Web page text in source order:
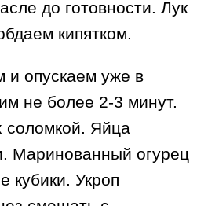
до готовности. Лук
кипятком.
опускаем уже в
не более 2-3 минут.
соломкой. Яйца
Маринованный огурец
кубики. Укроп